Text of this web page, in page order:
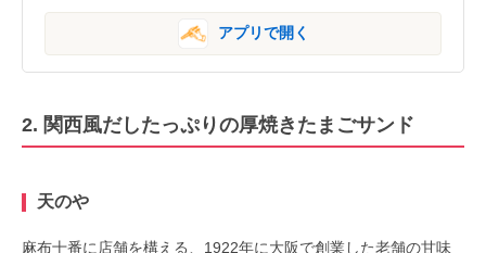
アプリで開く
2. 関西風だしたっぷりの厚焼きたまごサンド
天のや
麻布十番に店舗を構える、1922年に大阪で創業した老舗の甘味